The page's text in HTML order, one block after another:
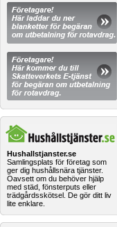
Hushallstjanster.se
Samlingsplats för företag som
ger dig hushållsnära tjänster.
Oavsett om du behöver hjälp
med städ, fönsterputs eller
trädgårdsskötsel. De gör ditt liv
lite enklare.